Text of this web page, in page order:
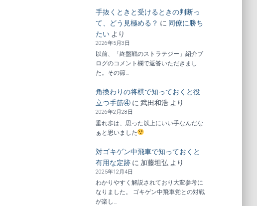
手抜くときと受けるときの判断っ
て、どう見極める？ に 同僚に勝ち
たいより
2026年5月3日
以前、「終盤戦のストラテジー」紹介ブ
ログのコメント欄で返答いただきまし
た。その節…
角換わりの将棋で知っておくと役
立つ手筋④に 武田和浩より
2026年2月28日
垂れ歩は、思った以上にいい手なんだな
ぁと思いました
対ゴキゲン中飛車で知っておくと
有用な定跡に 加藤坦弘 より
2025年12月4日
わかりやすく解説されており大変参考に
なりました。 ゴキゲン中飛車党との対戦
が楽し…